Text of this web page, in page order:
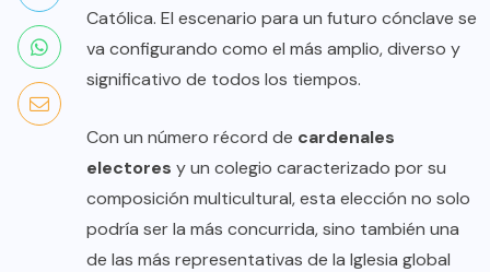
Católica. El escenario para un futuro cónclave se
va configurando como el más amplio, diverso y
significativo de todos los tiempos.
Con un número récord de cardenales
electores y un colegio caracterizado por su
composición multicultural, esta elección no solo
podría ser la más concurrida, sino también una
de las más representativas de la Iglesia global